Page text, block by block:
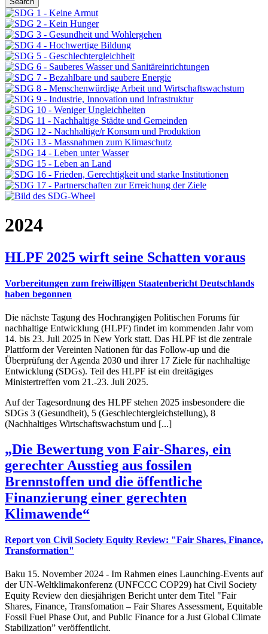
2024
HLPF 2025 wirft seine Schatten voraus
Vorbereitungen zum freiwilligen Staatenbericht Deutschlands
haben begonnen
Die nächste Tagung des Hochrangigen Politischen Forums für
nachhaltige Entwicklung (HLPF) findet im kommenden Jahr vom
14. bis 23. Juli 2025 in New York statt. Das HLPF ist die zentrale
Plattform der Vereinten Nationen für das Follow-up und die
Überprüfung der Agenda 2030 und ihrer 17 Ziele für nachhaltige
Entwicklung (SDGs). Teil des HLPF ist ein dreitägiges
Ministertreffen vom 21.-23. Juli 2025.
Auf der Tagesordnung des HLPF stehen 2025 insbesondere die
SDGs 3 (Gesundheit), 5 (Geschlechtergleichstellung), 8
(Nachhaltiges Wirtschaftswachstum und [...]
„Die Bewertung von Fair-Shares, ein
gerechter Ausstieg aus fossilen
Brennstoffen und die öffentliche
Finanzierung einer gerechten
Klimawende“
Report von Civil Society Equity Review: "Fair Shares, Finance,
Transformation"
Baku 15. November 2024 - Im Rahmen eines Launching-Events auf
der UN-Weltklimakonferenz (UNFCCC COP29) hat Civil Society
Equity Review den diesjährigen Bericht unter dem Titel "Fair
Shares, Finance, Transfomation – Fair Shares Assessment, Equitable
Fossil Fuel Phase Out, and Public Finance for a Just Global Climate
Stabilization” veröffentlicht.